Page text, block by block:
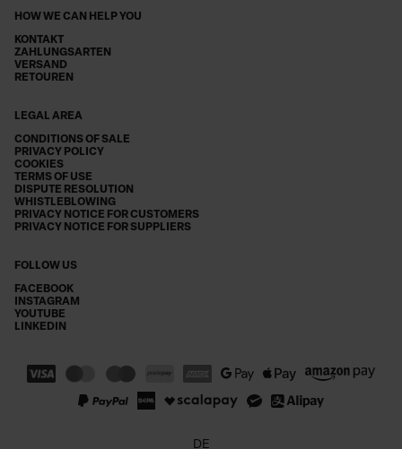
HOW WE CAN HELP YOU
KONTAKT
ZAHLUNGSARTEN
VERSAND
RETOUREN
LEGAL AREA
CONDITIONS OF SALE
PRIVACY POLICY
COOKIES
TERMS OF USE
DISPUTE RESOLUTION
WHISTLEBLOWING
PRIVACY NOTICE FOR CUSTOMERS
PRIVACY NOTICE FOR SUPPLIERS
FOLLOW US
FACEBOOK
INSTAGRAM
YOUTUBE
LINKEDIN
DE